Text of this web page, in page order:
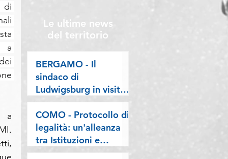
di
a
a
Lombardia, la nostra
riflessione sulla
stampa
Le ultime news
del territorio
BERGAMO - Il
sindaco di
Ludwigsburg in visita
a Confartigianato
Bergamo: si rafforza
una collaborazione
lunga oltre vent’anni
COMO - Protocollo di
legalità: un'alleanza
tra Istituzioni e
imprese per difendere